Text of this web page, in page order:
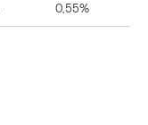
0,55%